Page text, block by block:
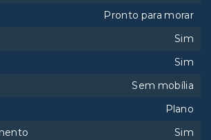
Pronto para morar
Sim
Sim
Sem mobília
Plano
Sim